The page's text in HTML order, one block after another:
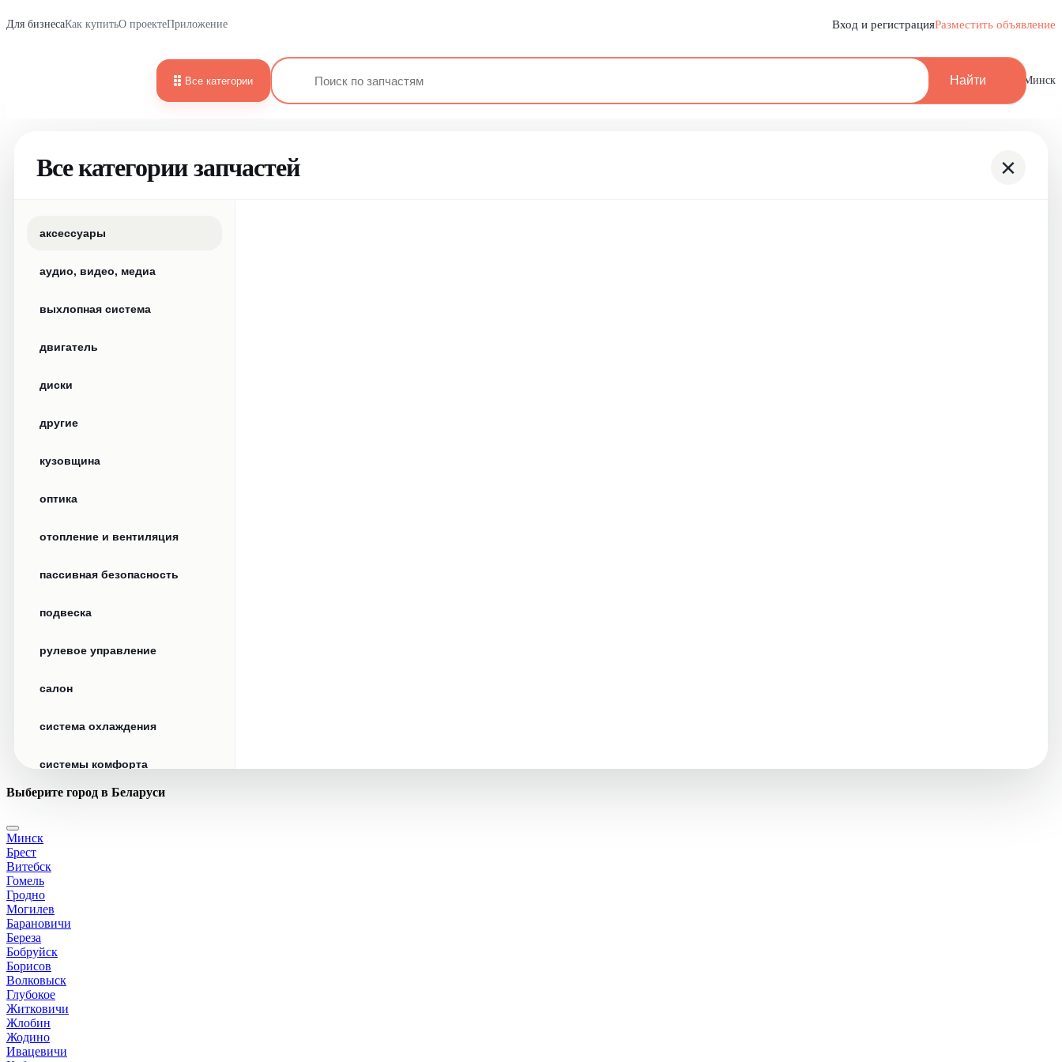
Для бизнесаКак купитьО проектеПриложение Вход и регистрацияРазместить объявление
Все категории Найти Минск
Все категории запчастей ×
аксессуары
аудио, видео, медиа
выхлопная система
двигатель
диски
другие
кузовщина
оптика
отопление и вентиляция
пассивная безопасность
подвеска
рулевое управление
салон
система охлаждения
системы комфорта
стекла
стеклоочистители
топливная система
тормозная система
трансмиссия
электрика
Выберите город в Беларуси
Минск
Брест
Витебск
Гомель
Гродно
Могилев
Барановичи
Береза
Бобруйск
Борисов
Волковыск
Глубокое
Житковичи
Жлобин
Жодино
Ивацевичи